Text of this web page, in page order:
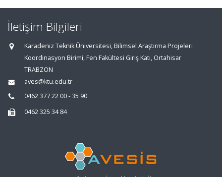
İletişim Bilgileri
Karadeniz Teknik Üniversitesi, Bilimsel Araştırma Projeleri
Koordinasyon Birimi, Fen Fakültesi Giriş Katı, Ortahisar
TRABZON
aves@ktu.edu.tr
0462 377 22 00 - 35 90
0462 325 34 84